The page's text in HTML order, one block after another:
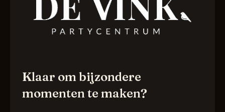
Klaar om bijzondere
momenten te maken?